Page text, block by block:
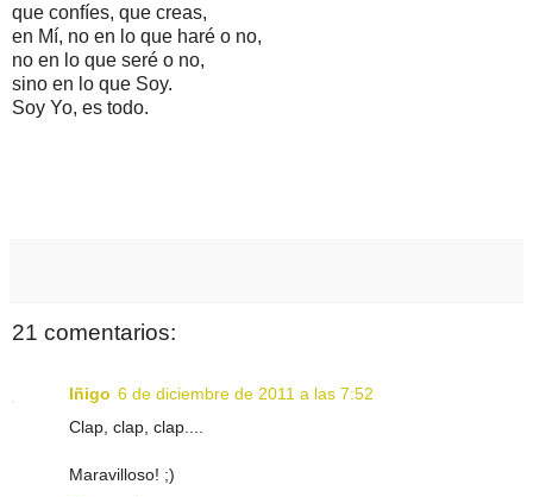
que confíes, que creas,
en Mí, no en lo que haré o no,
no en lo que seré o no,
sino en lo que Soy.
Soy Yo, es todo.
21 comentarios:
Iñigo 6 de diciembre de 2011 a las 7:52
Clap, clap, clap....
Maravilloso! ;)